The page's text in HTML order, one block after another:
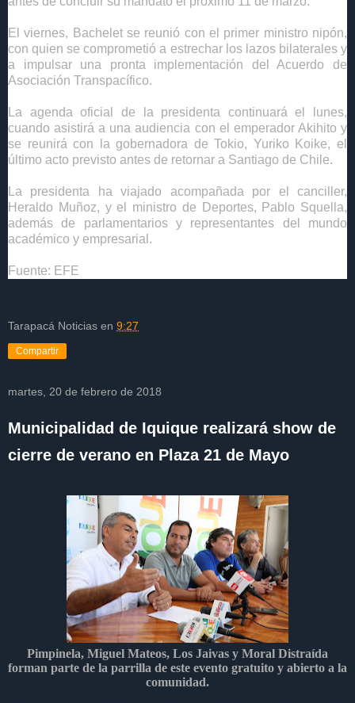
El viernes, Bachelet se reunió con el primer ministro nipón,
con quien se comprometió a estrechar los lazos bilaterales y
a impulsar una pronta implementación del Acuerdo de
Asociación Transpacífico.
La agenda oficial de la presidenta continuará el lunes,
cuando asistirá a una audiencia con el emperador Akihito y
se reunirá con la gobernadora de Tokio, Yuriko Koike, el
último acto previsto antes de retornar a Santiago de Chile.
La presidenta ha viajado acompañada por el canciller,
Heraldo Muñoz, y el ministro de Deportes, Pablo Squella,
además de parlamentarios y representantes del mundo
académico y empresarial.
Fuente: EFE
Tarapacá Noticias en 9:27
Compartir
martes, 20 de febrero de 2018
Municipalidad de Iquique realizará show de
cierre de verano en Plaza 21 de Mayo
Pimpinela, Miguel Mateos, Los Jaivas y Moral Distraída
forman parte de la parrilla de este evento gratuito y abierto a la
comunidad.